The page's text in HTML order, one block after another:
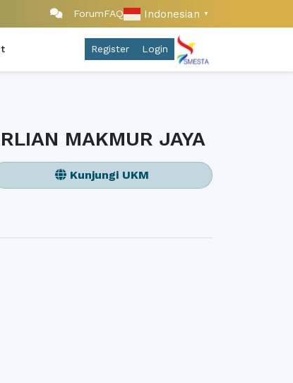
ForumFAQ Indonesian ▼
Register Login
MAKMUR JAYA
Kunjungi UKM